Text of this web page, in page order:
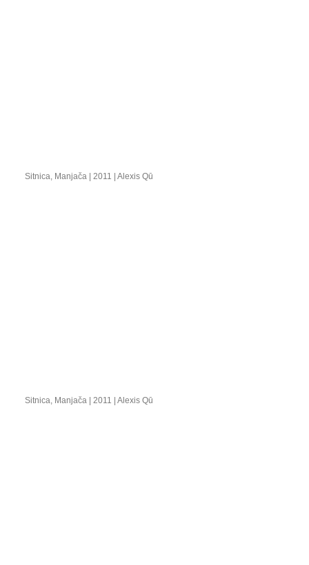
Sitnica, Manjača | 2011 | Alexis Qū
Sitnica, Manjača | 2011 | Alexis Qū